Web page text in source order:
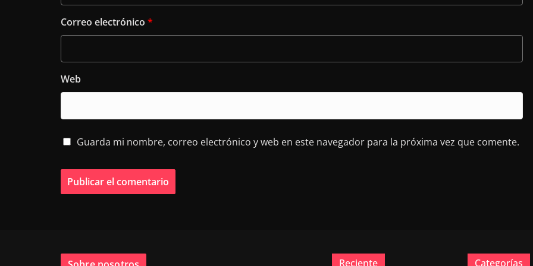
Correo electrónico *
Web
Guarda mi nombre, correo electrónico y web en este navegador para la próxima vez que comente.
Reciente Categorías